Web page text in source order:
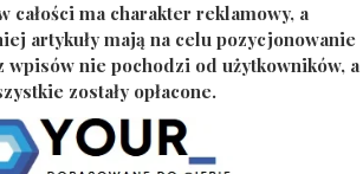
całości ma charakter reklamowy, a
artykuły mają na celu pozycjonowanie
wpisów nie pochodzi od użytkowników, a
zostały opłacone.